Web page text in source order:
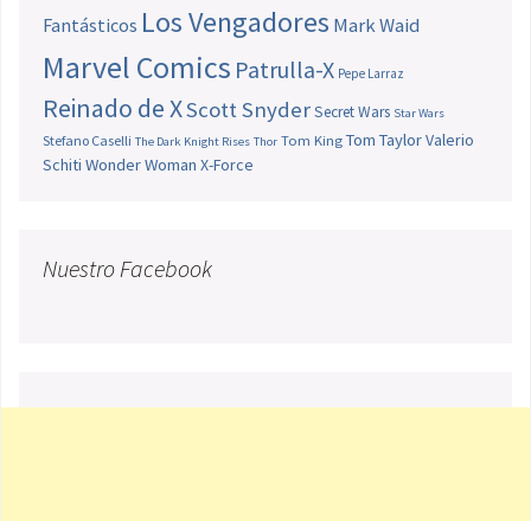
Fantásticos Los Vengadores Mark Waid
Marvel Comics Patrulla-X Pepe Larraz
Reinado de XScott SnyderSecret Wars Star Wars
Stefano Caselli The Dark Knight Rises Thor Tom King Tom TaylorValerio
Schiti Wonder Woman X-Force
Nuestro Facebook